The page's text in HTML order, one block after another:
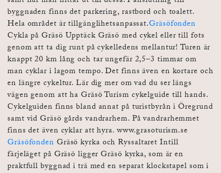
byggnaden finns det parkering, rastbord och toalett.
Hela området är tillgänglihetsanpassat.Gräsöfonden
Cykla på Gräsö Upptäck Gräsö med cykel eller till fots
genom att ta dig runt på cykelledens mellantur! Turen är
knappt 20 km lång och tar ungefär 2,5–3 timmar om
man cyklar i lagom tempo. Det finns även en kortare och
en längre cykeltur. Lär dig mer om vad du ser längs
vägen genom att ha Gräsö Turism cykelguide till hands.
Cykelguiden finns bland annat på turistbyrån i Öregrund
samt vid Gräsö gårds vandrarhem. På vandrarhemmet
finns det även cyklar att hyra. www.grasoturism.se
Gräsöfonden Gräsö kyrka och Ryssaltaret Intill
färjeläget på Gräsö ligger Gräsö kyrka, som är en
praktfull byggnad i trä med en separat klockstapel som i